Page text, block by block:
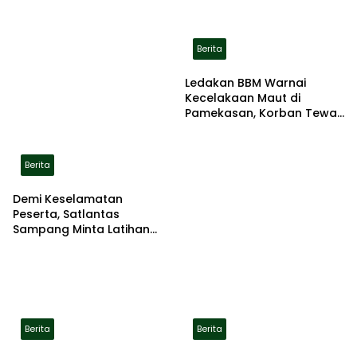
Berita
Demi Keselamatan
Peserta, Satlantas
Sampang Minta Latihan
Berita
Ledakan BBM Warnai
Kecelakaan Maut di
Pamekasan, Korban Tewas
Berita Berita